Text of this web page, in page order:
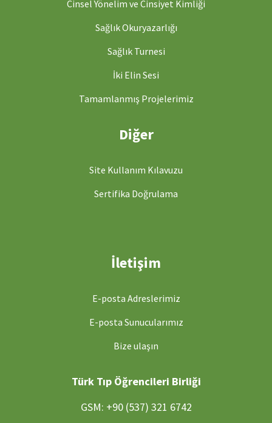
Cinsel Yönelim ve Cinsiyet Kimliği
Sağlık Okuryazarlığı
Sağlık Turnesi
İki Elin Sesi
Tamamlanmış Projelerimiz
Diğer
Site Kullanım Kılavuzu
Sertifika Doğrulama
İletişim
E-posta Adreslerimiz
E-posta Sunucularımız
Bize ulaşın
Türk Tıp Öğrencileri Birliği
GSM: +90 (537) 321 6742